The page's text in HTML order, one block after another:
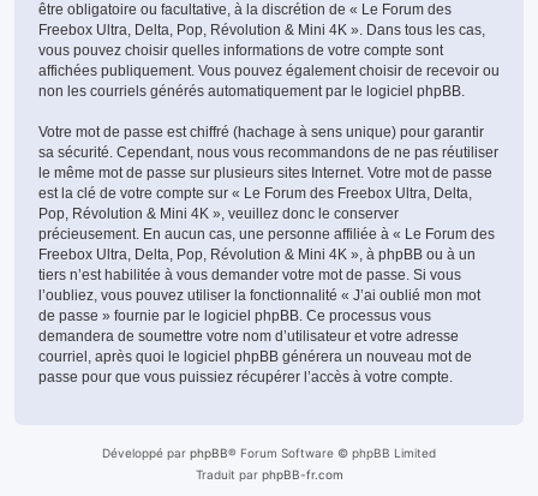
être obligatoire ou facultative, à la discrétion de « Le Forum des
Freebox Ultra, Delta, Pop, Révolution & Mini 4K ». Dans tous les cas,
vous pouvez choisir quelles informations de votre compte sont
affichées publiquement. Vous pouvez également choisir de recevoir ou
non les courriels générés automatiquement par le logiciel phpBB.
Votre mot de passe est chiffré (hachage à sens unique) pour garantir
sa sécurité. Cependant, nous vous recommandons de ne pas réutiliser
le même mot de passe sur plusieurs sites Internet. Votre mot de passe
est la clé de votre compte sur « Le Forum des Freebox Ultra, Delta,
Pop, Révolution & Mini 4K », veuillez donc le conserver
précieusement. En aucun cas, une personne affiliée à « Le Forum des
Freebox Ultra, Delta, Pop, Révolution & Mini 4K », à phpBB ou à un
tiers n’est habilitée à vous demander votre mot de passe. Si vous
l’oubliez, vous pouvez utiliser la fonctionnalité « J’ai oublié mon mot
de passe » fournie par le logiciel phpBB. Ce processus vous
demandera de soumettre votre nom d’utilisateur et votre adresse
courriel, après quoi le logiciel phpBB générera un nouveau mot de
passe pour que vous puissiez récupérer l’accès à votre compte.
Développé par phpBB® Forum Software © phpBB Limited
Traduit par phpBB-fr.com